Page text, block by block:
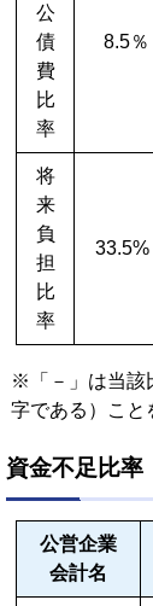
公
債
費
比
率
8.5％
将
来
負
担
比
率
33.5%
※「－」は当該
字である）こと
資金不足比率
公営企業
会計名